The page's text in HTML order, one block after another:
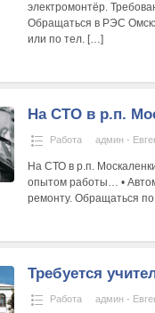
электромонтёр.
Обращаться в РЭС
или по тел. […]
На СТО в р.п.
Работа админ -
На СТО в р.п.
опытом работы… •
ремонту. Обращаться
Требуется
Работа админ -